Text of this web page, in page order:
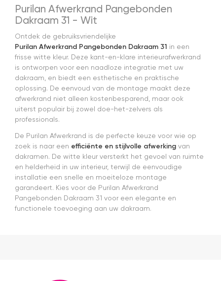
afspraken
over dag
nagekomen.
Nog een
tip.. heb nu
een
origineel
velux
dakraam
Die is iets
duurder
dan "eigen
merken"
het en der
worden
verkocht.
Purilan Afwerkrand Pangebonden
Dakraam 31 - Wit
Ontdek de gebruiksvriendelijke
Purilan Afwerkrand Pangebonden Dakraam 31 in een
frisse witte kleur. Deze kant-en-klare interieurafwerkrand
is ontworpen voor een naadloze integratie met uw
dakraam, en biedt een esthetische en praktische
oplossing. De eenvoud van de montage maakt deze
afwerkrand niet alleen kostenbesparend, maar ook
uiterst populair bij zowel doe-het-zelvers als
professionals.
De Purilan Afwerkrand is de perfecte keuze voor wie op
zoek is naar een efficiënte en stijlvolle afwerking van
dakramen. De witte kleur versterkt het gevoel van ruimte
en helderheid in uw interieur, terwijl de eenvoudige
installatie een snelle en moeiteloze montage
garandeert. Kies voor de Purilan Afwerkrand
Pangebonden Dakraam 31 voor een elegante en
functionele toevoeging aan uw dakraam.